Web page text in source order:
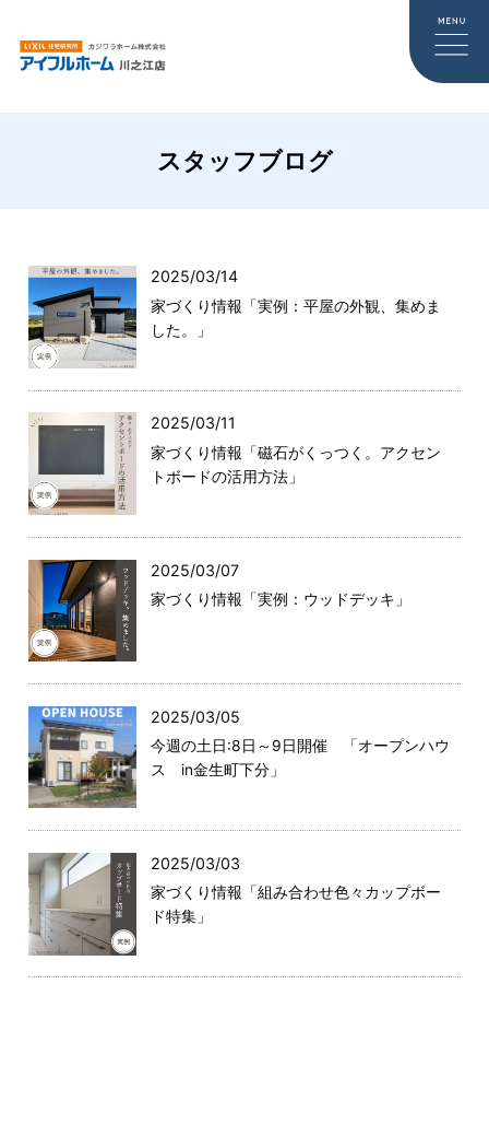
スタッフブログ
2025/03/14
家づくり情報「実例：平屋の外観、集めま
した。」
2025/03/11
家づくり情報「磁石がくっつく。アクセン
トボードの活用方法」
2025/03/07
家づくり情報「実例：ウッドデッキ」
2025/03/05
今週の土日:8日～9日開催 「オープンハウ
ス in金生町下分」
2025/03/03
家づくり情報「組み合わせ色々カップボー
ド特集」